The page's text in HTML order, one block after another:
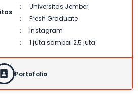
: Universitas Jember
: Fresh Graduate
: Instagram
: 1 juta sampai 2,5 juta
Portofolio